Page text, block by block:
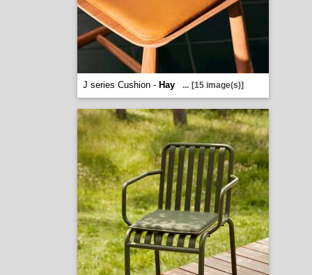
J series Cushion - Hay ... [15 image(s)]